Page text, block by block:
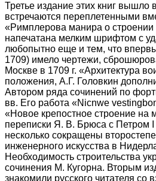
Третье издание этих книг вышло
встречаются переплетенными
«Римплерова манира о строении
напечатана мелким шрифтом с
любопытно еще и тем, что
1709) имело чертежи,
Москве в 1709 г. «Архитектура
положения, А.Г. Головкин
Автором ряда сочинений по
вв. Его работа «Nicnwe
«Новое крепостное строение
переписки Я. В. Брюса с Петром I
несколько сокращены
инженерного искусства в
Необходимость строительства
сочинения М. Кугорна. Вторым
знакомили русского читателя со